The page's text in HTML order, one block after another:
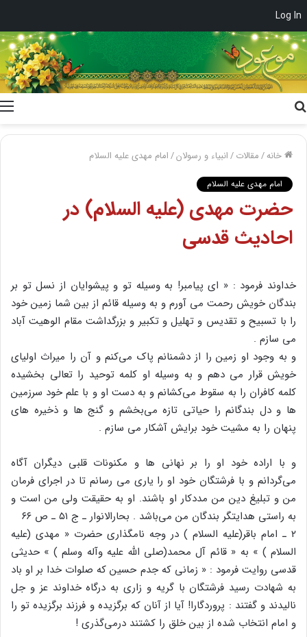
Log In
خانه/مقالات/انبیاء و رسولان/امام مهدی علیه السلام
امام مهدی علیه السلام
حضرت مهدی (علیه السلام) در
احادیث قدسی
خداوند فرمود : « ای پیامبر! به وسیله تو و پیشوایان از نسل تو بر
بندگان خویش رحمت می آورم و به وسیله قائم از بین شما زمین خود
را با تسبیح و تقدیس و تهلیل و تکبیر و بزرگداشت مقام الوهیت آباد
می سازم .
و به وجود او زمین را از دشمنانم پاک می‌کنم و آن را میراث اولیای
خویش قرار می دهم و به وسیله او کلمه توحید را تعالی بخشیده
کلمه کافران را به سقوط می‌کشانم و به دست او و با علم خود سرزمین
ها و دل بندگانم را حیاتی تازه می‌بخشم و گنج ها و ذخیره های
پنهان را به مشیت خود برایش آشکار می سازم .
و با اراده خود او را بر نهانی ها و مکنونات قلبی دیگران آگاه
می‌گردانم و با فرشتگان خود او را یاری می رسانم تا در اجرای فرمان
من و تبلیغ دین من مددکار او باشند. او به حقیقت ولی من است و
به راستی هدایتگر بندگان من می‌باشد . بحارالانوار ـ ج ۵۱ ـ ص ۶۶
۲ ـ امام باقر(علیه السلام ) در وجه نامگذاری حضرت « مهدی (علیه
السلام ) » به « قائم آل محمد(صلی الله علیه وآله وسلم ) » حدیثی
قدسی روایت فرمود : « زمانی که جدم حسین که صلوات خدا بر او باد
به شهادت رسید فرشتگان با گریه و زاری به درگاه خداوند عز و جل
نالیدند و گفتند : پروردگارا! آیا از آنان که برگزیده و فرزند برگزیده تو را
و امام انتخاب شده از بین خلق را کشتند درمی‌گذری !